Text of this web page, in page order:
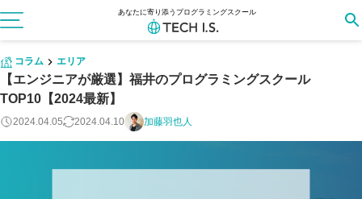
あなたに寄り添うプログラミングスクール
コラム エリア
【エンジニアが厳選】福井のプログラミングスクール
TOP10【2024最新】
2024.04.05 2024.04.10 加藤羽也人